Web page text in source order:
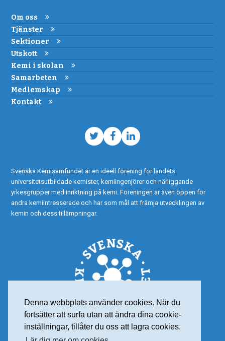
Denna webbplats använder cookies. När du
fortsätter att surfa utan att ändra dina cookie-
inställningar, tillåter du oss att lagra cookies.
Om oss
Tjänster
Sektioner
Utskott
Kemi i skolan
Samarbeten
Medlemskap
Kontakt
TwitterFacebook
LinkedIn
Svenska Kemisamfundet är en ideell förening för landets
universitetsutbildade kemister, kemiingenjörer och närliggande
yrkesgrupper med inriktning på kemi. Föreningen är även öppen för
andra kemiintresserade och har som mål att främja utvecklingen av
kemin och dess tillämpningar.